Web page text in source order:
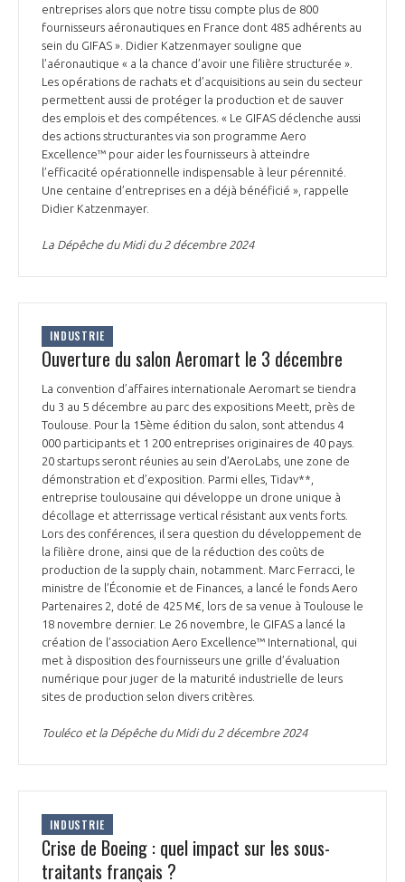
INTERNATIONALISATION
entreprises alors que notre tissu compte plus de 800
fournisseurs aéronautiques en France dont 485 adhérents au
sein du GIFAS ». Didier Katzenmayer souligne que
l’aéronautique « a la chance d’avoir une filière structurée ».
Les opérations de rachats et d’acquisitions au sein du secteur
permettent aussi de protéger la production et de sauver
des emplois et des compétences. « Le GIFAS déclenche aussi
des actions structurantes via son programme Aero
Excellence™ pour aider les fournisseurs à atteindre
l’efficacité opérationnelle indispensable à leur pérennité.
Une centaine d’entreprises en a déjà bénéficié », rappelle
Didier Katzenmayer.
La Dépêche du Midi du 2 décembre 2024
INDUSTRIE
Ouverture du salon Aeromart le 3 décembre
La convention d’affaires internationale Aeromart se tiendra
du 3 au 5 décembre au parc des expositions Meett, près de
Toulouse. Pour la 15ème édition du salon, sont attendus 4
000 participants et 1 200 entreprises originaires de 40 pays.
20 startups seront réunies au sein d’AeroLabs, une zone de
démonstration et d’exposition. Parmi elles, Tidav**,
entreprise toulousaine qui développe un drone unique à
décollage et atterrissage vertical résistant aux vents forts.
Lors des conférences, il sera question du développement de
la filière drone, ainsi que de la réduction des coûts de
production de la supply chain, notamment. Marc Ferracci, le
ministre de l’Économie et de Finances, a lancé le fonds Aero
Partenaires 2, doté de 425 M€, lors de sa venue à Toulouse le
18 novembre dernier. Le 26 novembre, le GIFAS a lancé la
création de l’association Aero Excellence™ International, qui
met à disposition des fournisseurs une grille d’évaluation
numérique pour juger de la maturité industrielle de leurs
sites de production selon divers critères.
Touléco et la Dépêche du Midi du 2 décembre 2024
INDUSTRIE
Crise de Boeing : quel impact sur les sous-
traitants français ?